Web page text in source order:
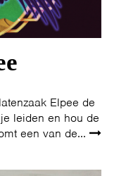
Elpee de
leiden en hou de
een van de...